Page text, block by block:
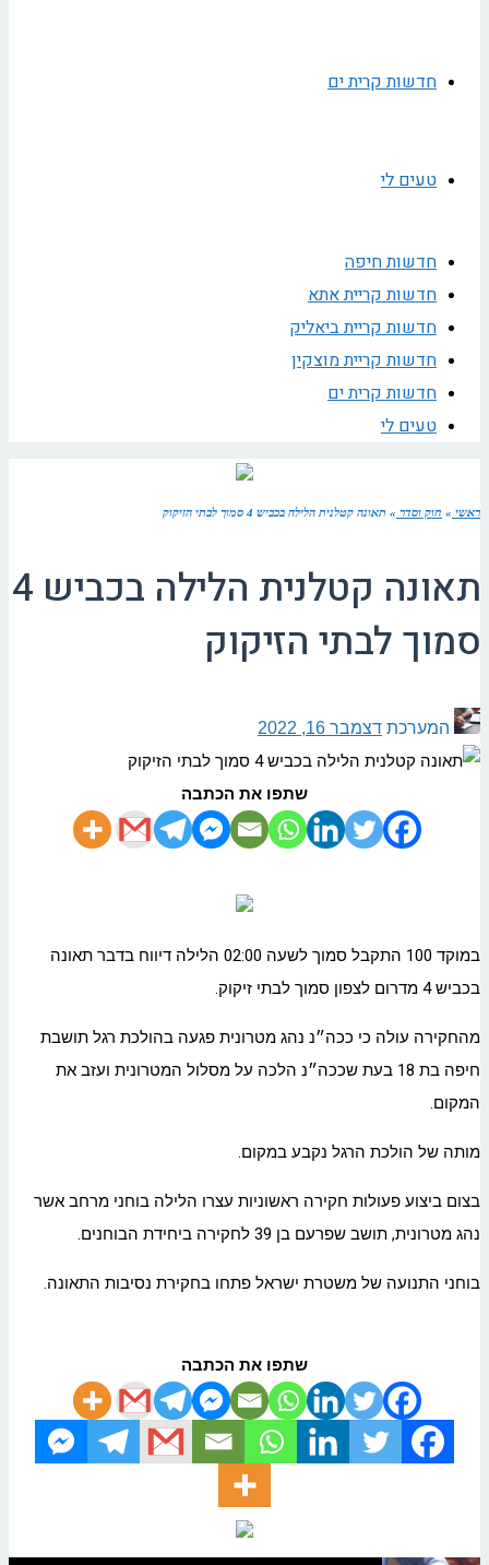
חדשות קרית ים
טעים לי
חדשות חיפה
חדשות קריית אתא
חדשות קריית ביאליק
חדשות קריית מוצקין
חדשות קרית ים
טעים לי
ראשי » חוק וסדר » תאונה קטלנית הלילה בכביש 4 סמוך לבתי הזיקוק
תאונה קטלנית הלילה בכביש 4
סמוך לבתי הזיקוק
המערכת דצמבר 16, 2022
שתפו את הכתבה
במוקד 100 התקבל סמוך לשעה 02:00 הלילה דיווח בדבר תאונה
בכביש 4 מדרום לצפון סמוך לבתי זיקוק.
מהחקירה עולה כי ככה״נ נהג מטרונית פגעה בהולכת רגל תושבת
חיפה בת 18 בעת שככה״נ הלכה על מסלול המטרונית ועזב את
המקום.
מותה של הולכת הרגל נקבע במקום.
בצום ביצוע פעולות חקירה ראשוניות עצרו הלילה בוחני מרחב אשר
נהג מטרונית, תושב שפרעם בן 39 לחקירה ביחידת הבוחנים.
בוחני התנועה של משטרת ישראל פתחו בחקירת נסיבות התאונה.
שתפו את הכתבה